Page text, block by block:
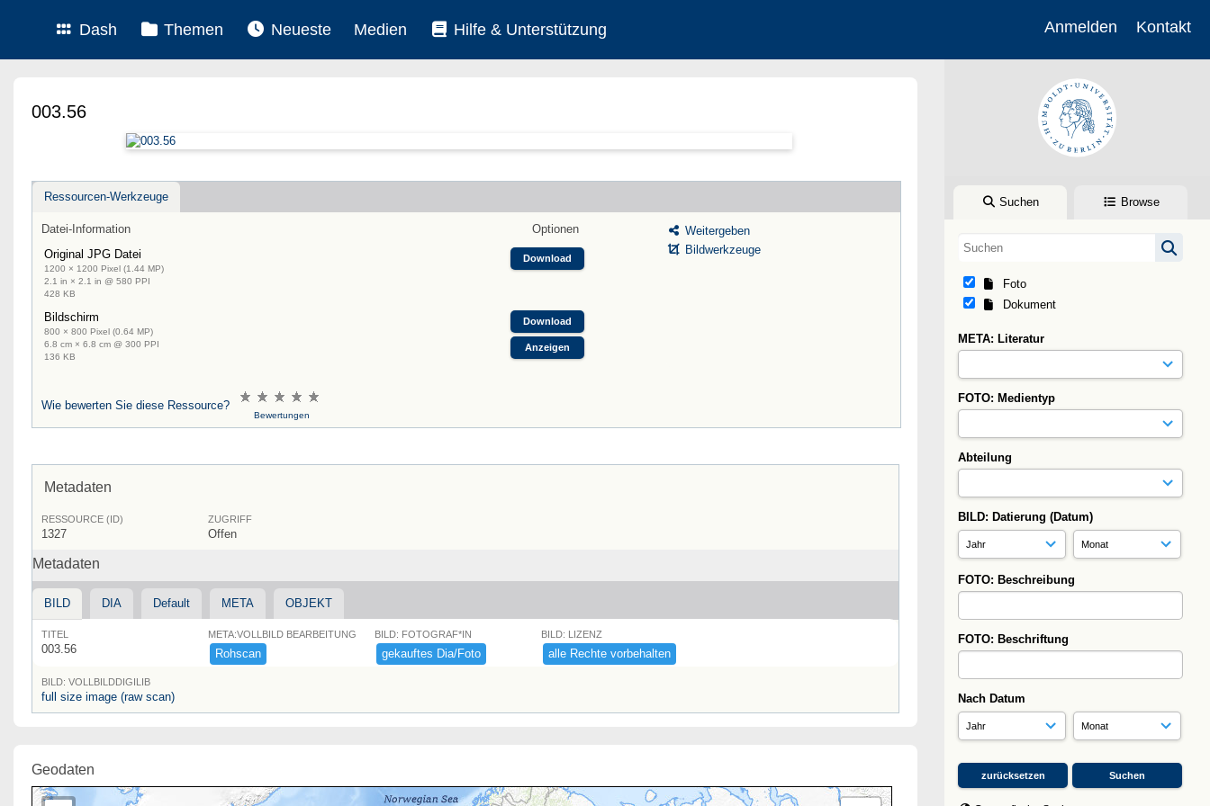
Dash Themen Neueste Medien Hilfe & Unterstützung Anmelden Kontakt
Suchen Browse
Foto
Dokument
META: Literatur
FOTO: Medientyp
Abteilung
BILD: Datierung (Datum)
FOTO: Beschreibung
FOTO: Beschriftung
Nach Datum
003.56
Ressourcen-Werkzeuge
Datei-Information
Optionen
Original JPG Datei
1200 × 1200 Pixel (1.44 MP)
2.1 in × 2.1 in @ 580 PPI
428 KB
Download
Bildschirm
800 × 800 Pixel (0.64 MP)
6.8 cm × 6.8 cm @ 300 PPI
136 KB
Download
Anzeigen
Weitergeben
Bildwerkzeuge
Wie bewerten Sie diese Ressource?
Bewertungen
Metadaten
RESSOURCE (ID)
1327
ZUGRIFF
Offen
Metadaten
BILD DIA Default META OBJEKT
TITEL
003.56
META:VOLLBILD BEARBEITUNG
Rohscan
BILD: FOTOGRAF*IN
gekauftes ​Dia/​Foto
BILD: LIZENZ
alle ​Rechte ​vorbehalten
BILD: VOLLBILDDIGILIB
full size image (raw scan)
Geodaten